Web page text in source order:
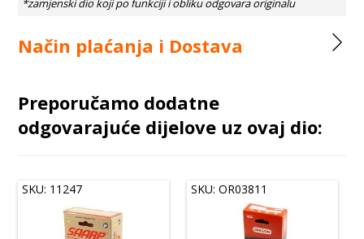
Način plaćanja i Dostava
Preporučamo dodatne
odgovarajuće dijelove uz ovaj dio:
SKU: 11247 SKU: OR03811